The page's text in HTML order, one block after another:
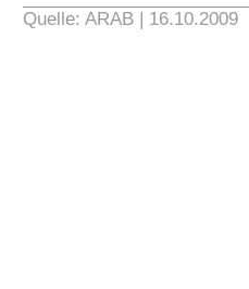
Quelle: ARAB | 16.10.2009